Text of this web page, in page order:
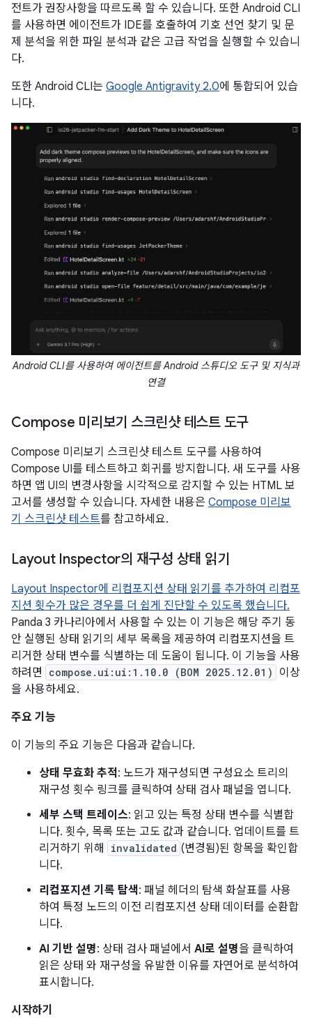
전트가 권장사항을 따르도록 할 수 있습니다. 또한 Android CLI
를 사용하면 에이전트가 IDE를 호출하여 기호 선언 찾기 및 문
제 분석을 위한 파일 분석과 같은 고급 작업을 실행할 수 있습니
다.
또한 Android CLI는 Google Antigravity 2.0에 통합되어 있습
니다.
Android CLI를 사용하여 에이전트를 Android 스튜디오 도구 및 지식과
연결
Compose 미리보기 스크린샷 테스트 도구
Compose 미리보기 스크린샷 테스트 도구를 사용하여
Compose UI를 테스트하고 회귀를 방지합니다. 새 도구를 사용
하면 앱 UI의 변경사항을 시각적으로 감지할 수 있는 HTML 보
고서를 생성할 수 있습니다. 자세한 내용은 Compose 미리보
기 스크린샷 테스트를 참고하세요.
Layout Inspector의 재구성 상태 읽기
Layout Inspector에 리컴포지션 상태 읽기를 추가하여 리컴포
지션 횟수가 많은 경우를 더 쉽게 진단할 수 있도록 했습니다.
Panda 3 카나리아에서 사용할 수 있는 이 기능은 해당 주기 동
안 실행된 상태 읽기의 세부 목록을 제공하여 리컴포지션을 트
리거한 상태 변수를 식별하는 데 도움이 됩니다. 이 기능을 사용
하려면
compose.ui:ui:1.10.0 (BOM 2025.12.01)
이상
을 사용하세요.
주요 기능
이 기능의 주요 기능은 다음과 같습니다.
상태 무효화 추적: 노드가 재구성되면 구성요소 트리의
재구성 횟수 링크를 클릭하여 상태 검사 패널을 엽니다.
세부 스택 트레이스: 읽고 있는 특정 상태 변수를 식별합
니다. 횟수, 목록 또는 고도 값과 같습니다. 업데이트를 트
리거하기 위해
invalidated (변경됨)된 항목을 확인합
니다.
리컴포지션 기록 탐색: 패널 헤더의 탐색 화살표를 사용
하여 특정 노드의 이전 리컴포지션 상태 데이터를 순환합
니다.
AI 기반 설명: 상태 검사 패널에서 AI로 설명을 클릭하여
읽은 상태 와 재구성을 유발한 이유를 자연어로 분석하여
표시합니다.
시작하기